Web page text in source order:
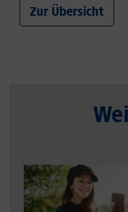
Zur Übersicht